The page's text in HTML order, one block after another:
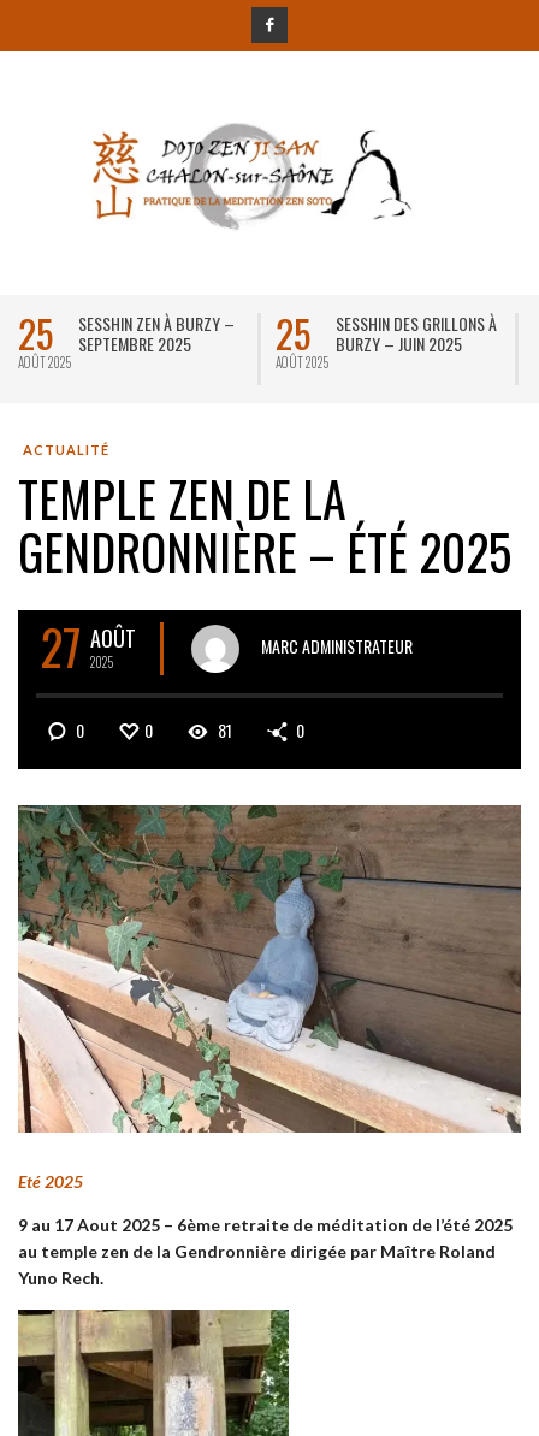
25
AOÛT 2025
SESSHIN ZEN À BURZY –
SEPTEMBRE 2025
25
AOÛT 2025
SESSHIN DES GRILLONS À
BURZY – JUIN 2025
ACTUALITÉ
TEMPLE ZEN DE LA
GENDRONNIÈRE – ÉTÉ 2025
27 AOÛT
2025
MARC ADMINISTRATEUR
0 0 81 0
Eté 2025
9 au 17 Aout 2025 – 6ème retraite de méditation de l’été 2025
au temple zen de la Gendronnière dirigée par Maître Roland
Yuno Rech.